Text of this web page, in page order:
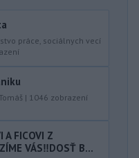
práce, sociálnych vecí
| 1046 zobrazení
A FICOVI Z
VÁS‼️DOSŤ B...